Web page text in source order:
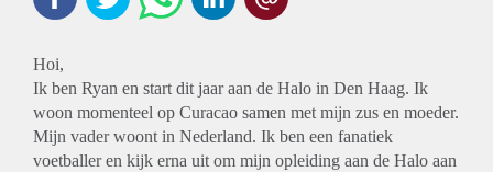
Hoi,
Ik ben Ryan en start dit jaar aan de Halo in Den Haag. Ik
woon momenteel op Curacao samen met mijn zus en moeder.
Mijn vader woont in Nederland. Ik ben een fanatiek
voetballer en kijk erna uit om mijn opleiding aan de Halo aan